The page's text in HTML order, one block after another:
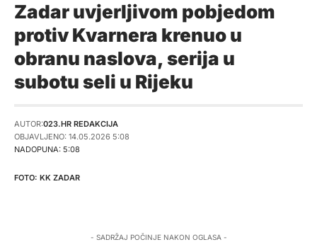
Zadar uvjerljivom pobjedom
protiv Kvarnera krenuo u
obranu naslova, serija u
subotu seli u Rijeku
NADOPUNA: 5:08
AUTOR:023.HR REDAKCIJA
OBJAVLJENO: 14.05.2026 5:08
KK ZADAR
- SADRŽAJ POČINJE NAKON OGLASA -